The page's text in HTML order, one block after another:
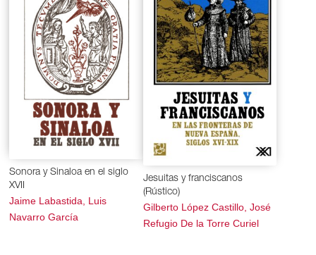
Sonora y Sinaloa en el siglo
XVII
Jaime Labastida, Luis
Navarro García
Jesuitas y franciscanos
(Rústico)
Gilberto López Castillo, José
Refugio De la Torre Curiel